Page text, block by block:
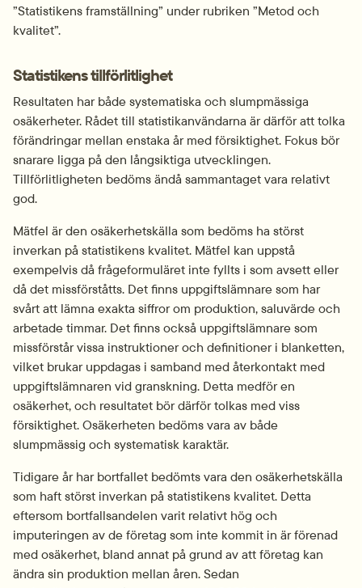
”Statistikens framställning” under rubriken ”Metod och
kvalitet”.
Statistikens tillförlitlighet
Resultaten har både systematiska och slumpmässiga
osäkerheter. Rådet till statistikanvändarna är därför att tolka
förändringar mellan enstaka år med försiktighet. Fokus bör
snarare ligga på den långsiktiga utvecklingen.
Tillförlitligheten bedöms ändå sammantaget vara relativt
god.
Mätfel är den osäkerhetskälla som bedöms ha störst
inverkan på statistikens kvalitet. Mätfel kan uppstå
exempelvis då frågeformuläret inte fyllts i som avsett eller
då det missförståtts. Det finns uppgiftslämnare som har
svårt att lämna exakta siffror om produktion, saluvärde och
arbetade timmar. Det finns också uppgiftslämnare som
missförstår vissa instruktioner och definitioner i blanketten,
vilket brukar uppdagas i samband med återkontakt med
uppgiftslämnaren vid granskning. Detta medför en
osäkerhet, och resultatet bör därför tolkas med viss
försiktighet. Osäkerheten bedöms vara av både
slumpmässig och systematisk karaktär.
Tidigare år har bortfallet bedömts vara den osäkerhetskälla
som haft störst inverkan på statistikens kvalitet. Detta
eftersom bortfallsandelen varit relativt hög och
imputeringen av de företag som inte kommit in är förenad
med osäkerhet, bland annat på grund av att företag kan
ändra sin produktion mellan åren. Sedan